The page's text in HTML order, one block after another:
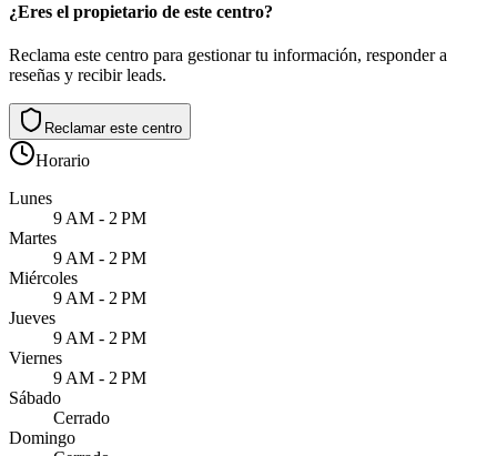
¿Eres el propietario de este centro?
Reclama este centro para gestionar tu información, responder a
reseñas y recibir leads.
Reclamar este centro
Horario
Lunes
9 AM - 2 PM
Martes
9 AM - 2 PM
Miércoles
9 AM - 2 PM
Jueves
9 AM - 2 PM
Viernes
9 AM - 2 PM
Sábado
Cerrado
Domingo